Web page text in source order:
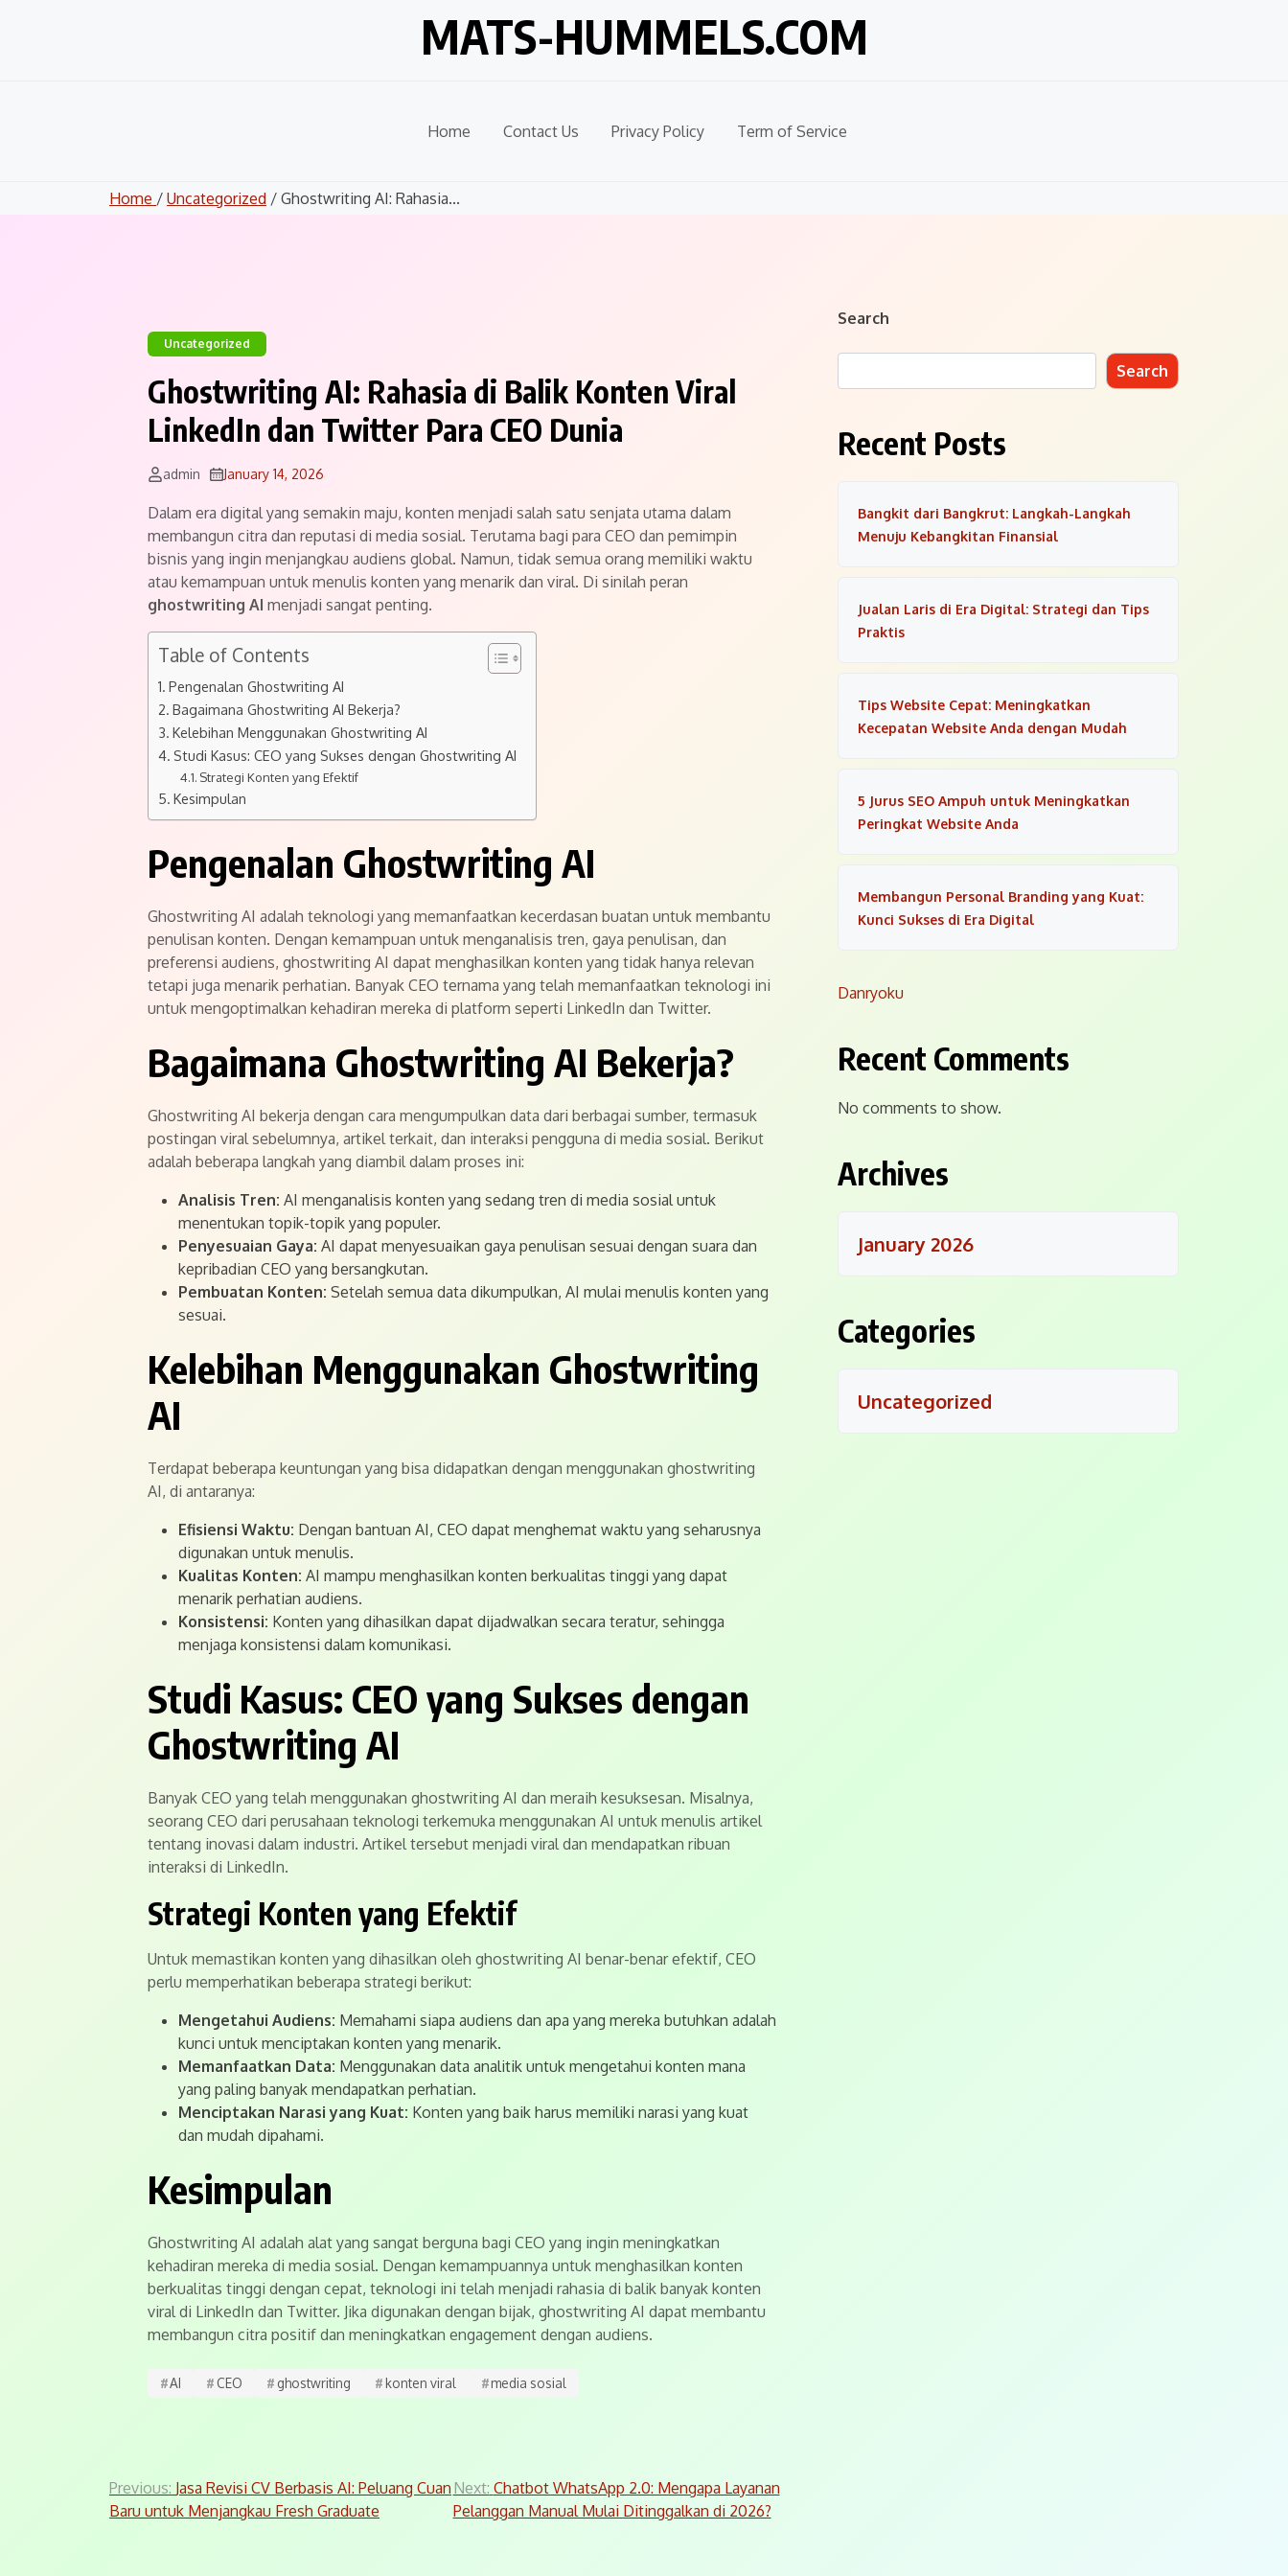
MATS-HUMMELS.COM
Home Contact Us Privacy Policy Term of Service
Home / Uncategorized / Ghostwriting AI: Rahasia...
Uncategorized
Ghostwriting AI: Rahasia di Balik Konten Viral
LinkedIn dan Twitter Para CEO Dunia
admin January 14, 2026
Dalam era digital yang semakin maju, konten menjadi salah satu senjata utama dalam
membangun citra dan reputasi di media sosial. Terutama bagi para CEO dan pemimpin
bisnis yang ingin menjangkau audiens global. Namun, tidak semua orang memiliki waktu
atau kemampuan untuk menulis konten yang menarik dan viral. Di sinilah peran
ghostwriting AI menjadi sangat penting.
Table of Contents
Pengenalan Ghostwriting AI
Bagaimana Ghostwriting AI Bekerja?
Kelebihan Menggunakan Ghostwriting AI
Studi Kasus: CEO yang Sukses dengan Ghostwriting AI
Strategi Konten yang Efektif
Kesimpulan
Pengenalan Ghostwriting AI
Ghostwriting AI adalah teknologi yang memanfaatkan kecerdasan buatan untuk membantu
penulisan konten. Dengan kemampuan untuk menganalisis tren, gaya penulisan, dan
preferensi audiens, ghostwriting AI dapat menghasilkan konten yang tidak hanya relevan
tetapi juga menarik perhatian. Banyak CEO ternama yang telah memanfaatkan teknologi ini
untuk mengoptimalkan kehadiran mereka di platform seperti LinkedIn dan Twitter.
Bagaimana Ghostwriting AI Bekerja?
Ghostwriting AI bekerja dengan cara mengumpulkan data dari berbagai sumber, termasuk
postingan viral sebelumnya, artikel terkait, dan interaksi pengguna di media sosial. Berikut
adalah beberapa langkah yang diambil dalam proses ini:
Analisis Tren: AI menganalisis konten yang sedang tren di media sosial untuk
menentukan topik-topik yang populer.
Penyesuaian Gaya: AI dapat menyesuaikan gaya penulisan sesuai dengan suara dan
kepribadian CEO yang bersangkutan.
Pembuatan Konten: Setelah semua data dikumpulkan, AI mulai menulis konten yang
sesuai.
Kelebihan Menggunakan Ghostwriting
AI
Terdapat beberapa keuntungan yang bisa didapatkan dengan menggunakan ghostwriting
AI, di antaranya:
Efisiensi Waktu: Dengan bantuan AI, CEO dapat menghemat waktu yang seharusnya
digunakan untuk menulis.
Kualitas Konten: AI mampu menghasilkan konten berkualitas tinggi yang dapat
menarik perhatian audiens.
Konsistensi: Konten yang dihasilkan dapat dijadwalkan secara teratur, sehingga
menjaga konsistensi dalam komunikasi.
Studi Kasus: CEO yang Sukses dengan
Ghostwriting AI
Banyak CEO yang telah menggunakan ghostwriting AI dan meraih kesuksesan. Misalnya,
seorang CEO dari perusahaan teknologi terkemuka menggunakan AI untuk menulis artikel
tentang inovasi dalam industri. Artikel tersebut menjadi viral dan mendapatkan ribuan
interaksi di LinkedIn.
Strategi Konten yang Efektif
Untuk memastikan konten yang dihasilkan oleh ghostwriting AI benar-benar efektif, CEO
perlu memperhatikan beberapa strategi berikut:
Mengetahui Audiens: Memahami siapa audiens dan apa yang mereka butuhkan adalah
kunci untuk menciptakan konten yang menarik.
Memanfaatkan Data: Menggunakan data analitik untuk mengetahui konten mana
yang paling banyak mendapatkan perhatian.
Menciptakan Narasi yang Kuat: Konten yang baik harus memiliki narasi yang kuat
dan mudah dipahami.
Kesimpulan
Ghostwriting AI adalah alat yang sangat berguna bagi CEO yang ingin meningkatkan
kehadiran mereka di media sosial. Dengan kemampuannya untuk menghasilkan konten
berkualitas tinggi dengan cepat, teknologi ini telah menjadi rahasia di balik banyak konten
viral di LinkedIn dan Twitter. Jika digunakan dengan bijak, ghostwriting AI dapat membantu
membangun citra positif dan meningkatkan engagement dengan audiens.
#AI # CEO # ghostwriting #konten viral #media sosial
Post
Previous: Jasa Revisi CV Berbasis AI: Peluang Cuan
Baru untuk Menjangkau Fresh Graduate
Next: Chatbot WhatsApp 2.0: Mengapa Layanan
Pelanggan Manual Mulai Ditinggalkan di 2026?
Search
Search
Recent Posts
Bangkit dari Bangkrut: Langkah-Langkah
Menuju Kebangkitan Finansial
Jualan Laris di Era Digital: Strategi dan Tips
Praktis
Tips Website Cepat: Meningkatkan
Kecepatan Website Anda dengan Mudah
5 Jurus SEO Ampuh untuk Meningkatkan
Peringkat Website Anda
Membangun Personal Branding yang Kuat:
Kunci Sukses di Era Digital
Danryoku
Recent Comments
No comments to show.
Archives
January 2026
Categories
Uncategorized